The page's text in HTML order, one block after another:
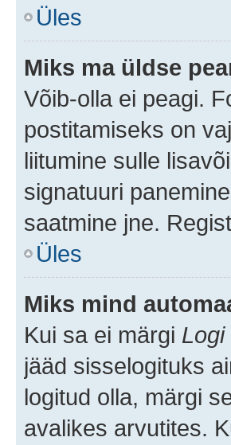
Üles
Miks ma üldse
Võib-olla ei peagi.
postitamiseks on
liitumine sulle
signatuuri
saatmine jne.
Üles
Miks mind
Kui sa ei märgi
jääd sisselogituks
logitud olla, märgi
avalikes arvutites.